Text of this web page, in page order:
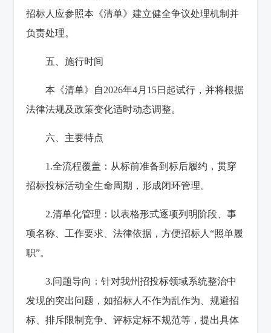
招标人应参照本《清单》建立健全争议处理机制并
负责处理。
五、施行时间
本《清单》自2026年4月15日起试行，并将根据
法律法规及政策变化适时动态调整。
六、主要特点
1.全流程覆盖：从标前准备到标后履约，贯穿
招标投标活动全生命周期，形成闭环管理。
2.清单化管理：以表格形式逐项列明阶段、事
项名称、工作要求、法律依据，方便招标人“照单履
职”。
3.问题导向：针对我州招投标领域系统整治中
发现的突出问题，如招标人不作为乱作为、规避招
标、排斥限制竞争、评标定标不规范等，提出具体